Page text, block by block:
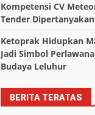
Kompetensi CV
Tender Dipertanyakan
Ketoprak Hidupkan
Jadi Simbol
Budaya Leluhur
BERITA TERATAS